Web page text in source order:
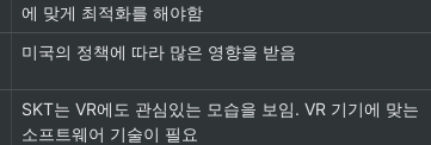
에 맞게 최적화를 해야함
미국의 정책에 따라 많은 영향을 받음
SKT는 VR에도 관심있는 모습을 보임. VR 기기에 맞는
소프트웨어 기술이 필요